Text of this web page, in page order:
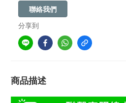
聯絡我們
分享到
商品描述